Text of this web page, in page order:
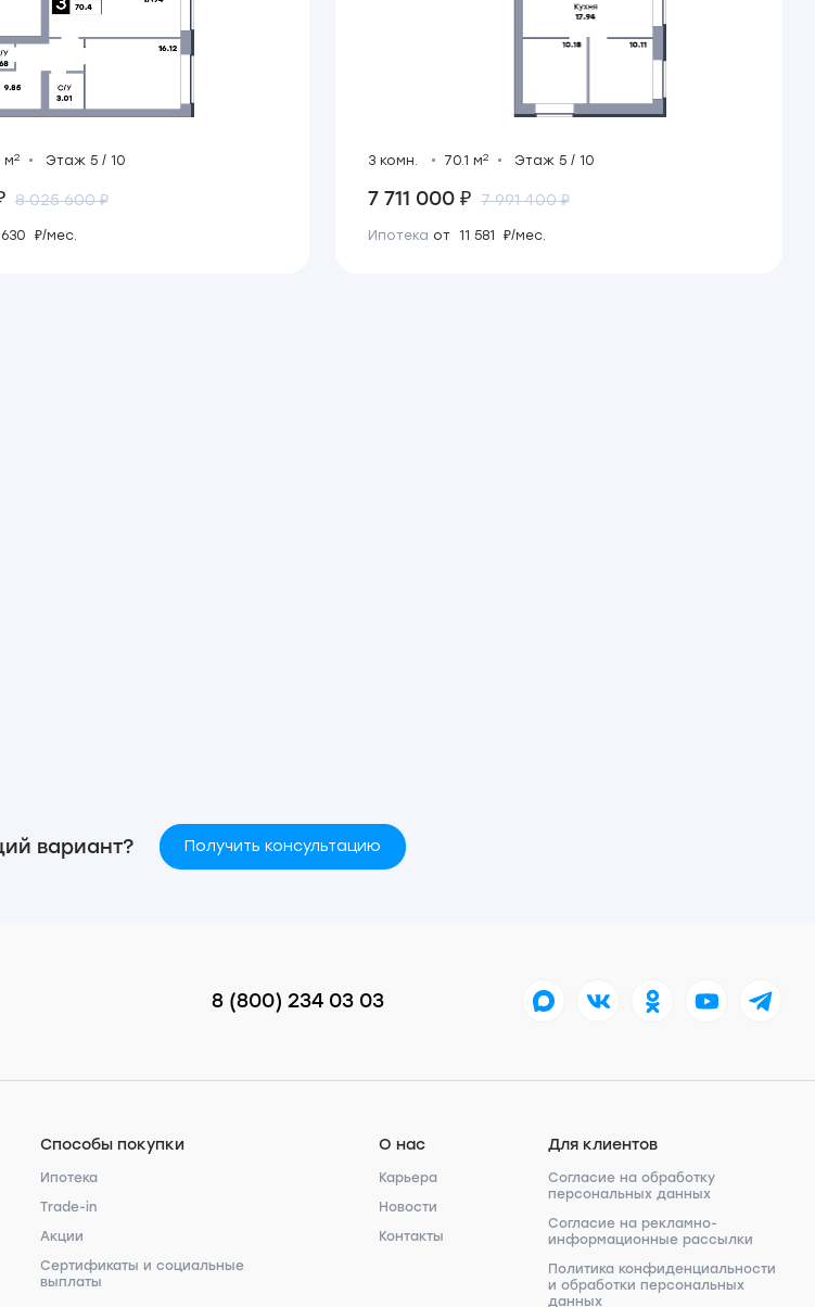
м2 Этаж 5 / 10
8 025 600 ₽
₽/мес.
3 комн. 70.1 м2 Этаж 5 / 10
7 711 000 ₽ 7 991 400 ₽
Ипотека от 11 581 ₽/мес.
вариант? Получить консультацию
8 (800) 234 03 03
Способы покупки
Ипотека
Trade-in
Акции
Сертификаты и социальные
выплаты
О нас
Карьера
Новости
Контакты
Для клиентов
Согласие на обработку
персональных данных
Согласие на рекламно-
информационные рассылки
Политика конфиденциальности
и обработки персональных
данных